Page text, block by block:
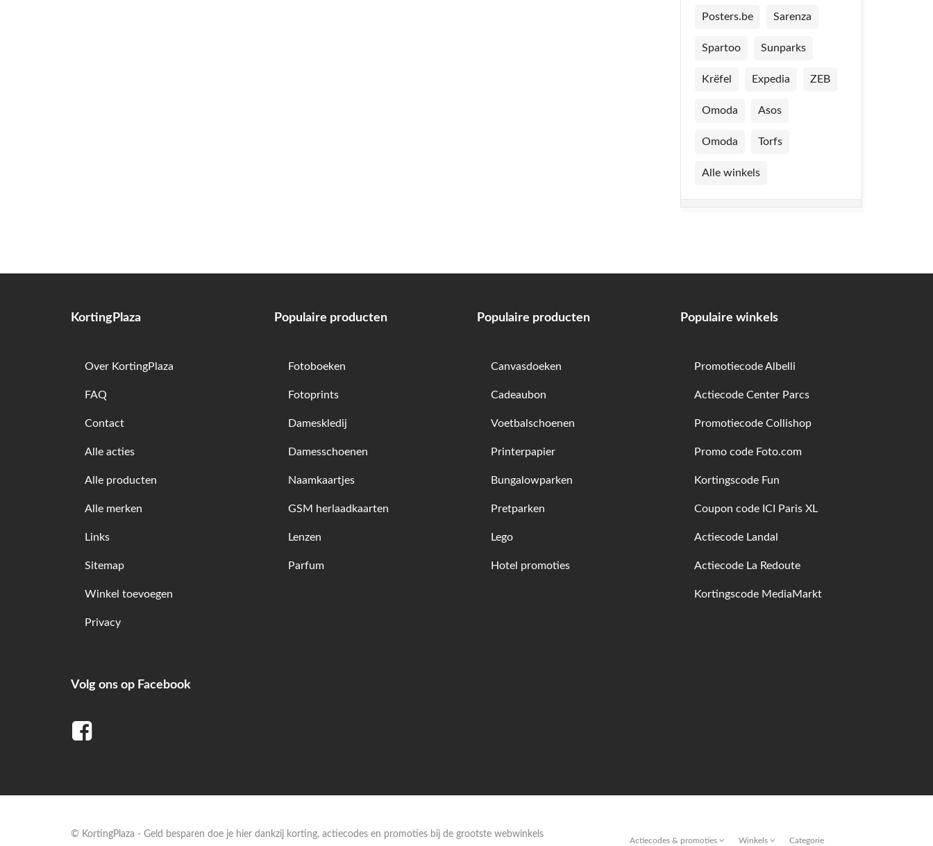
Posters.be Sarenza
Spartoo Sunparks
Krëfel Expedia ZEB
Omoda Asos
Omoda Torfs
Alle winkels
KortingPlaza
Over KortingPlaza
FAQ
Contact
Alle acties
Alle producten
Alle merken
Links
Sitemap
Winkel toevoegen
Privacy
Volg ons op Facebook
Populaire producten
Fotoboeken
Fotoprints
Dameskledij
Damesschoenen
Naamkaartjes
GSM herlaadkaarten
Lenzen
Parfum
Populaire producten
Canvasdoeken
Cadeaubon
Voetbalschoenen
Printerpapier
Bungalowparken
Pretparken
Lego
Hotel promoties
Populaire winkels
Promotiecode Albelli
Actiecode Center Parcs
Promotiecode Collishop
Promo code Foto.com
Kortingscode Fun
Coupon code ICI Paris XL
Actiecode Landal
Actiecode La Redoute
Kortingscode MediaMarkt
© KortingPlaza - Geld besparen doe je hier dankzij korting, actiecodes en promoties bij de grootste webwinkels
Actiecodes & promoties Winkels Categorie